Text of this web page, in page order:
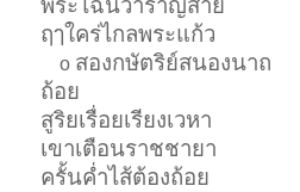
ฤๅใคร่ไกลพระแก้ว
o สองกษัตริย์สนองนาถ
ถ้อย
สูริยเรื่อยเรียงเวหา
เขาเตือนราชชายา
ครั้นค่ำไส้ต้องถ้อย